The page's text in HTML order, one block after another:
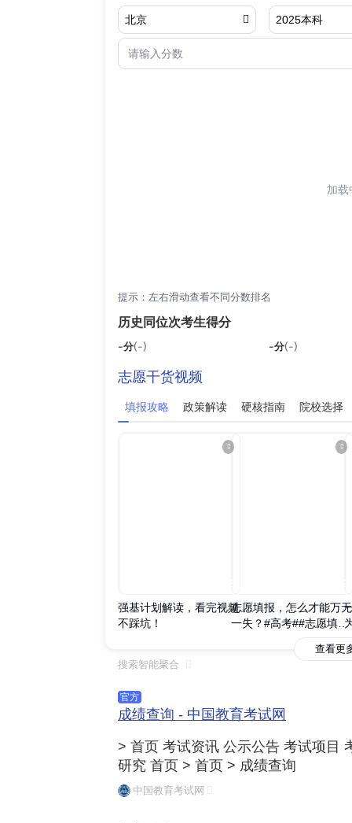
北京  2025本科
提示：左右滑动查看不同分数排名
加载
历史同位次考生得分
-分(-) -分(-)
志愿干货视频
填报攻略 政策解读 硬核指南 院校选择
强基计划解读，看完视频
不踩坑！
志愿填报，怎么才能万无
一失？#高考##志愿填报
查看更
搜索智能聚合
官方
成绩查询 - 中国教育考试网
> 首页 考试资讯 公示公告 考试项目
研究 首页 > 首页 > 成绩查询
中国教育考试网